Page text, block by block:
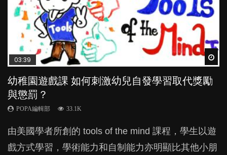
03:39
幼稚園遊戲課 如何刺激幼兒自發學習取代獎勵
與懲罰？
POPA編輯部 33.1K
由美國學者所創的 tools of the mind 課程，學生以遊
戲方式學習，學術能力和自制能力亦明顯比其他小朋
04:59
幼兒playgroup真係玩耍中學習？研究指BB 15個
月大前上堂不見效果
POPA編輯部 47.1K
現今小朋友的起跑線，愈推愈前。雖然政府並無官方
的統計數字，但粗略估算，香港至少有六、七百家早
04:06
全職好？在職好？｜全職媽媽與在職媽媽的壓
力與價值
POPA編輯部 25.8K
許多媽媽心底可能都有一刻掙扎過：究竟全職好，還
是在職好。雖說每個家庭都有自己的獨特狀況和考慮
03:02
老公患產後憂鬱症對BB的影響
POPA編輯部
鬱，影響日常生活，嚴重的甚至會有自殺，或傷害小
朋友的念頭。但為何爸爸患上產後抑鬱往往難以察
04:18
凡事以BB為中心，就係好爸媽？｜別忽視父母
的身心虛耗
POPA編輯部 31.5K
父母日夜無間、身心俱疲地照顧BB，如何做到正向
教養？部份父母更會為了小朋友放棄自己的嗜好、減